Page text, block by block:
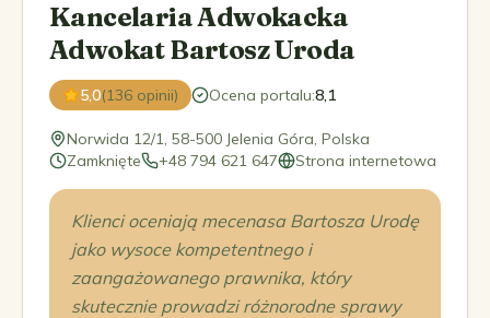
Kancelaria Adwokacka
Adwokat Bartosz Uroda
5,0(136 opinii) Ocena portalu:8,1
Norwida 12/1, 58-500 Jelenia Góra, Polska
Zamknięte
+48 794 621 647 Strona internetowa
Klienci oceniają mecenasa Bartosza Urodę
jako wysoce kompetentnego i
zaangażowanego prawnika, który
skutecznie prowadzi różnorodne sprawy